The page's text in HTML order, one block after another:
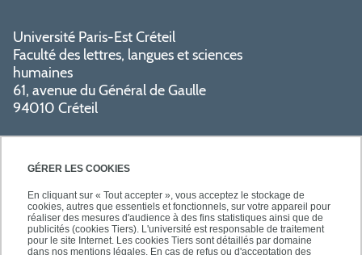
GÉRER LES COOKIES
En cliquant sur « Tout accepter », vous acceptez le stockage de
cookies, autres que essentiels et fonctionnels, sur votre appareil pour
réaliser des mesures d'audience à des fins statistiques ainsi que de
publicités (cookies Tiers). L'université est responsable de traitement
pour le site Internet. Les cookies Tiers sont détaillés par domaine
dans nos mentions légales. En cas de refus ou d'acceptation des
Université Paris-Est Créteil
Faculté des lettres, langues et sciences
humaines
61, avenue du Général de Gaulle
94010 Créteil
PRATIQUE